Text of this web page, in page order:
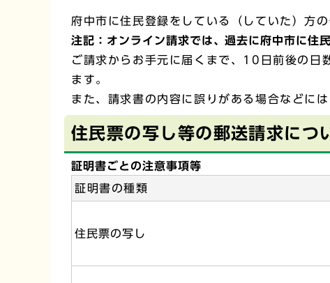
府中市に住民登録をしている（していた）方
注記：オンライン請求では、過去に府中市に住
ご請求からお手元に届くまで、10日前後の日
ます。
また、請求書の内容に誤りがある場合などに
住民票の写し等の郵送請求につ
証明書ごとの注意事項等
証明書の種類
住民票の写し